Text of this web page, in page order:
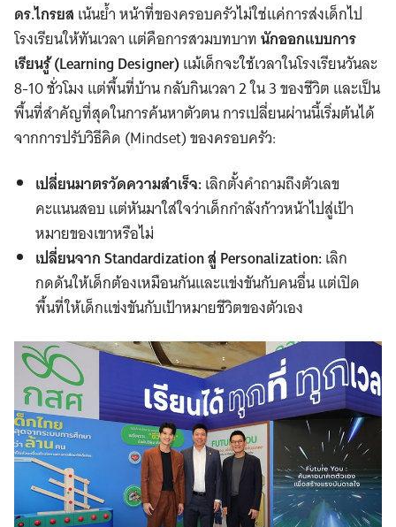
ดร.ไกรยส เน้นย้ำ หน้าที่ของครอบครัวไม่ใช่แค่การส่งเด็กไป
โรงเรียนให้ทันเวลา แต่คือการสวมบทบาทนักออกแบบการ
เรียนรู้ (Learning Designer)แม้เด็กจะใช้เวลาในโรงเรียนวันละ
8-10 ชั่วโมง แต่พื้นที่บ้าน กลับกินเวลา 2 ใน 3 ของชีวิต และเป็น
พื้นที่สำคัญที่สุดในการค้นหาตัวตน การเปลี่ยนผ่านนี้เริ่มต้นได้
จากการปรับวิธีคิด (Mindset) ของครอบครัว:
เปลี่ยนมาตรวัดความสำเร็จ:เลิกตั้งคำถามถึงตัวเลข
คะแนนสอบ แต่หันมาใส่ใจว่าเด็กกำลังก้าวหน้าไปสู่เป้า
หมายของเขาหรือไม่
เปลี่ยนจาก Standardization สู่ Personalization:เลิก
กดดันให้เด็กต้องเหมือนกันและแข่งขันกับคนอื่น แต่เปิด
พื้นที่ให้เด็กแข่งขันกับเป้าหมายชีวิตของตัวเอง